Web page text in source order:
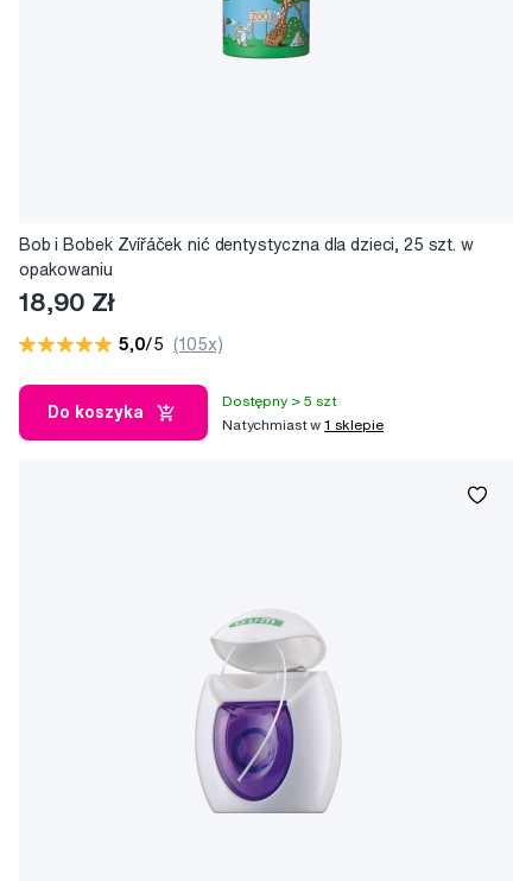
Bob i Bobek Zvířáček nić dentystyczna dla dzieci, 25 szt. w
opakowaniu
18,90 Zł
5,0/5 (105x)
Do koszyka
Dostępny > 5 szt
Natychmiast w1 sklepie